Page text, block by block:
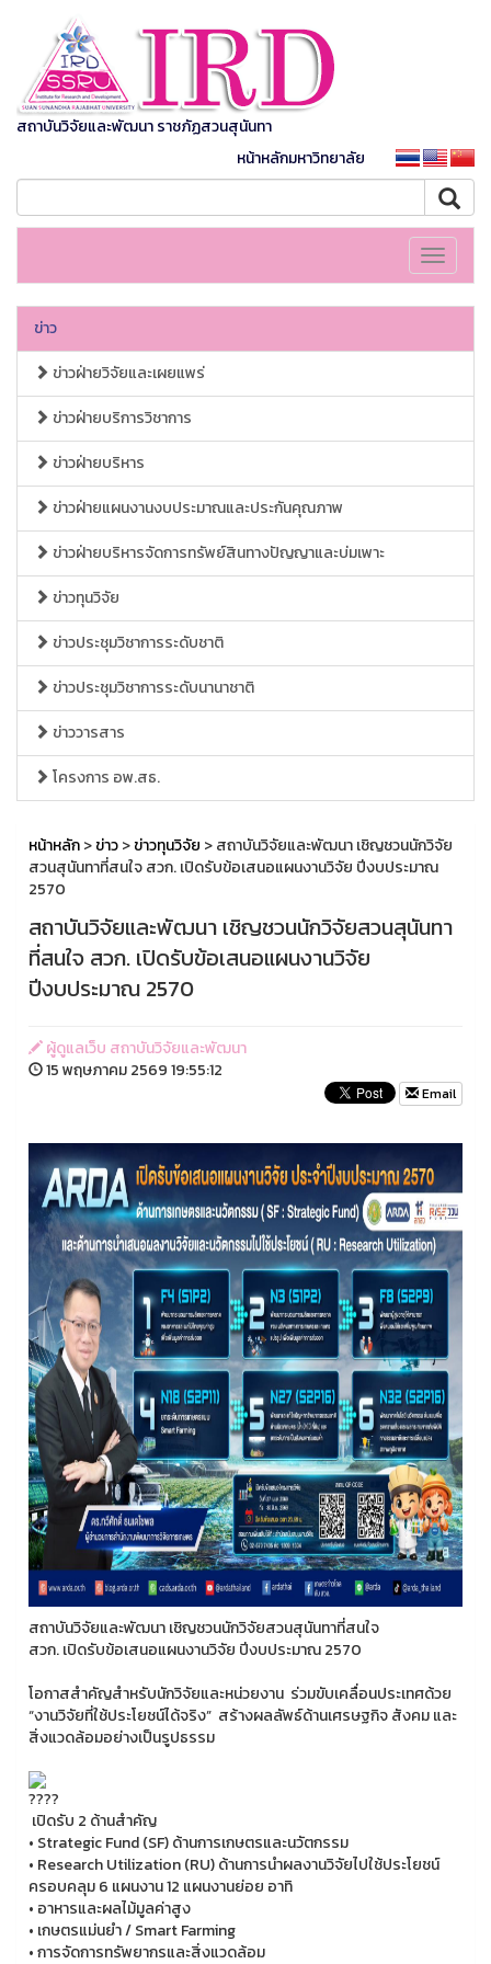
สถาบันวิจัยและพัฒนา ราชภัฏสวนสุนันทา
หน้าหลักมหาวิทยาลัย
Toggle
ข่าว
ข่าวฝ่ายวิจัยและเผยแพร่
ข่าวฝ่ายบริการวิชาการ
ข่าวฝ่ายบริหาร
ข่าวฝ่ายแผนงานงบประมาณและประกันคุณภาพ
ข่าวฝ่ายบริหารจัดการทรัพย์สินทางปัญญาและบ่มเพาะ
ข่าวทุนวิจัย
ข่าวประชุมวิชาการระดับชาติ
ข่าวประชุมวิชาการระดับนานาชาติ
ข่าววารสาร
โครงการ อพ.สธ.
หน้าหลัก>ข่าว>ข่าวทุนวิจัย > สถาบันวิจัยและพัฒนา เชิญชวนนักวิจัย
สวนสุนันทาที่สนใจ สวก. เปิดรับข้อเสนอแผนงานวิจัย ปีงบประมาณ
2570
สถาบันวิจัยและพัฒนา เชิญชวนนักวิจัยสวนสุนันทา
ที่สนใจ สวก. เปิดรับข้อเสนอแผนงานวิจัย
ปีงบประมาณ 2570
ผู้ดูแลเว็บ สถาบันวิจัยและพัฒนา
15 พฤษภาคม 2569 19:55:12
Email
สถาบันวิจัยและพัฒนา เชิญชวนนักวิจัยสวนสุนันทาที่สนใจ
สวก. เปิดรับข้อเสนอแผนงานวิจัย ปีงบประมาณ 2570
โอกาสสำคัญสำหรับนักวิจัยและหน่วยงาน ร่วมขับเคลื่อนประเทศด้วย
“งานวิจัยที่ใช้ประโยชน์ได้จริง” สร้างผลลัพธ์ด้านเศรษฐกิจ สังคม และ
สิ่งแวดล้อมอย่างเป็นรูปธรรม
เปิดรับ 2 ด้านสำคัญ
• Strategic Fund (SF) ด้านการเกษตรและนวัตกรรม
• Research Utilization (RU) ด้านการนำผลงานวิจัยไปใช้ประโยชน์
ครอบคลุม 6 แผนงาน 12 แผนงานย่อย อาทิ
• อาหารและผลไม้มูลค่าสูง
• เกษตรแม่นยำ / Smart Farming
• การจัดการทรัพยากรและสิ่งแวดล้อม